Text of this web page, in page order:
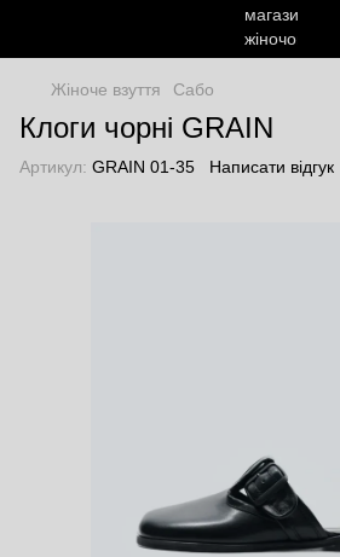
Жіноче взуття Сабо
Клоги чорні GRAIN
Артикул: GRAIN 01-35 Написати відгук